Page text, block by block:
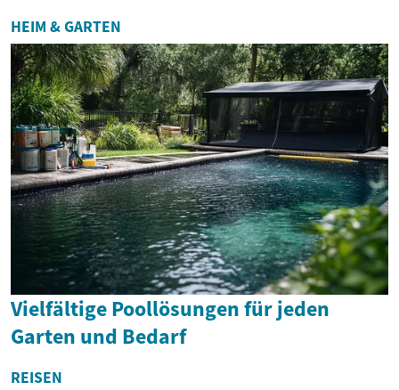
HEIM & GARTEN
Vielfältige Poollösungen für jeden
Garten und Bedarf
REISEN